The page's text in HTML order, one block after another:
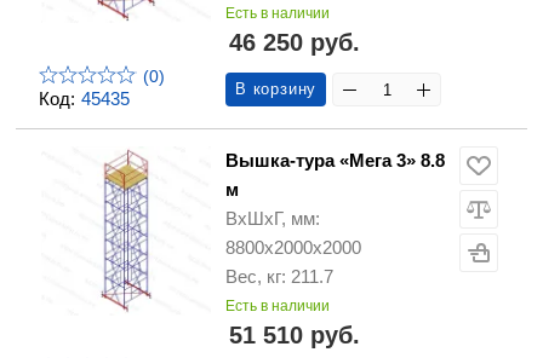
Код: 45435
(0)
Есть в наличии
46 250 руб.
В корзину
Вышка-тура «Мега 3» 8.8
м
ВхШхГ, мм:
8800х2000х2000
Вес, кг: 211.7
Есть в наличии
51 510 руб.